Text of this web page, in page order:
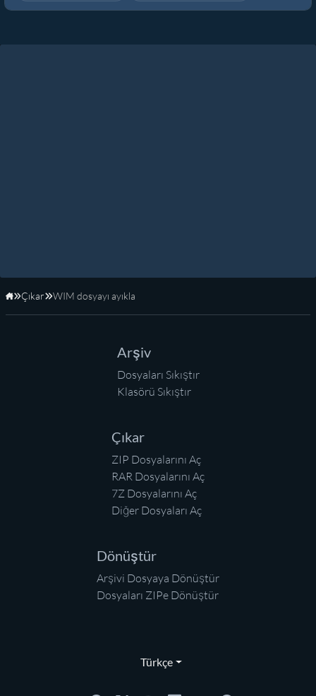
Anasayfa
Çıkar WIM dosyayı ayıkla
Arşiv
Dosyaları Sıkıştır
Klasörü Sıkıştır
Çıkar
ZIP Dosyalarını Aç
RAR Dosyalarını Aç
7Z Dosyalarını Aç
Diğer Dosyaları Aç
Dönüştür
Arşivi Dosyaya Dönüştür
Dosyaları ZIPe Dönüştür
Türkçe